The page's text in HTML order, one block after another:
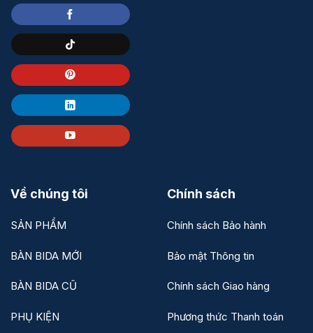
Về chúng tôi
SẢN PHẨM
BÀN BIDA MỚI
BÀN BIDA CŨ
PHỤ KIỆN
Chính sách
Chính sách Bảo hành
Bảo mật Thông tin
Chính sách Giao hàng
Phương thức Thanh toán